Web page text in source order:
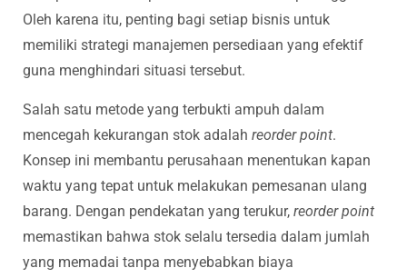
Oleh karena itu, penting bagi setiap bisnis untuk
memiliki strategi manajemen persediaan yang efektif
guna menghindari situasi tersebut.
Salah satu metode yang terbukti ampuh dalam
mencegah kekurangan stok adalah reorder point.
Konsep ini membantu perusahaan menentukan kapan
waktu yang tepat untuk melakukan pemesanan ulang
barang. Dengan pendekatan yang terukur, reorder point
memastikan bahwa stok selalu tersedia dalam jumlah
yang memadai tanpa menyebabkan biaya